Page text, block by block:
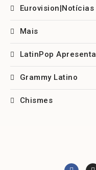
Eurovision|Notícias
Mais
LatinPop Apresenta
Grammy Latino
Chismes